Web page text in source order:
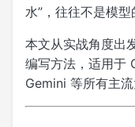
水”，往往不是模
本文从实战角度出
编写方法，适用
Gemini 等所有主流